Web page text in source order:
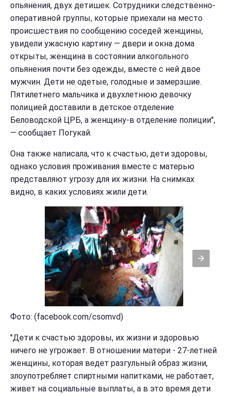
опьянения, двух детишек. Сотрудники следственно-
оперативной группы, которые приехали на место
происшествия по сообщению соседей женщины,
увидели ужасную картину — двери и окна дома
открыты, женщина в состоянии алкогольного
опьянения почти без одежды, вместе с ней двое
мужчин. Дети не одетые, голодные и замерзшие.
Пятилетнего мальчика и двухлетнюю девочку
полицией доставили в детское отделение
Беловодской ЦРБ, а женщину-в отделение полиции",
— сообщает Погукай.
Она также написала, что к счастью, дети здоровы,
однако условия проживания вместе с матерью
представляют угрозу для их жизни. На снимках
видно, в каких условиях жили дети.
Фото: (facebook.com/csomvd)
"Дети к счастью здоровы, их жизни и здоровью
ничего не угрожает. В отношении матери - 27-летней
женщины, которая ведет разгульный образ жизни,
злоупотребляет спиртными напитками, не работает,
живет на социальные выплаты, а в это время дети